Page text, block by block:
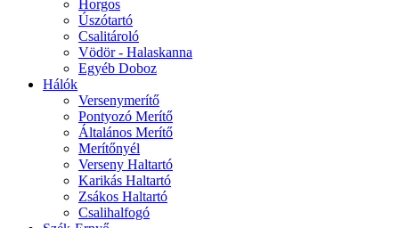
Horgos
Úszótartó
Csalitároló
Vödör - Halaskanna
Egyéb Doboz
Hálók
Versenymerítő
Pontyozó Merítő
Általános Merítő
Merítőnyél
Verseny Haltartó
Karikás Haltartó
Zsákos Haltartó
Csalihalfogó